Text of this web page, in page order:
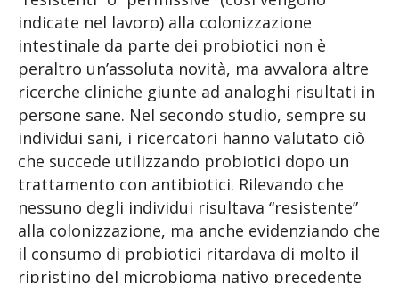
indicate nel lavoro) alla colonizzazione
intestinale da parte dei probiotici non è
peraltro un’assoluta novità, ma avvalora altre
ricerche cliniche giunte ad analoghi risultati in
persone sane. Nel secondo studio, sempre su
individui sani, i ricercatori hanno valutato ciò
che succede utilizzando probiotici dopo un
trattamento con antibiotici. Rilevando che
nessuno degli individui risultava “resistente”
alla colonizzazione, ma anche evidenziando che
il consumo di probiotici ritardava di molto il
ripristino del microbioma nativo precedente